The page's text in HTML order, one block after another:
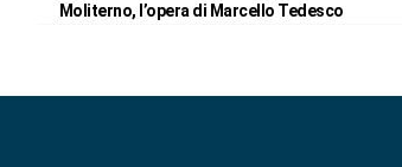
Moliterno, l’opera di Marcello Tedesco